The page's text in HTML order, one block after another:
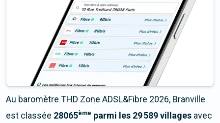
Au baromètre THD Zone ADSL&Fibre 2026, Branville
est classée 28065ème parmi les 29 589 villages avec